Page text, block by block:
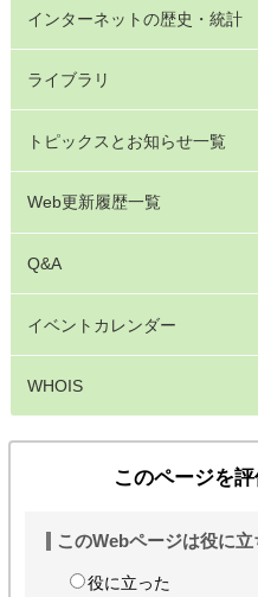
インターネットの歴史・統計
ライブラリ
トピックスとお知らせ一覧
Web更新履歴一覧
Q&A
イベントカレンダー
WHOIS
このページを
このWebページは役に立
役に立った